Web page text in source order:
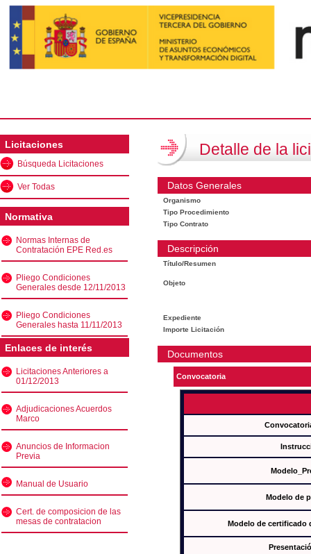
Licitaciones
Búsqueda Licitaciones
Ver Todas
Normativa
Normas Internas de
Contratación EPE Red.es
Pliego Condiciones
Generales desde 12/11/2013
Pliego Condiciones
Generales hasta 11/11/2013
Enlaces de interés
Licitaciones Anteriores a
01/12/2013
Adjudicaciones Acuerdos
Marco
Anuncios de Informacion
Previa
Manual de Usuario
Cert. de composicion de las
mesas de contratacion
Detalle de la
Datos Generales
Organismo
Tipo Procedimiento
Tipo Contrato
Descripción
Título/Resumen
Objeto
Expediente
Importe Licitación
Documentos
Convocatoria
Modelo de
Modelo de certificado